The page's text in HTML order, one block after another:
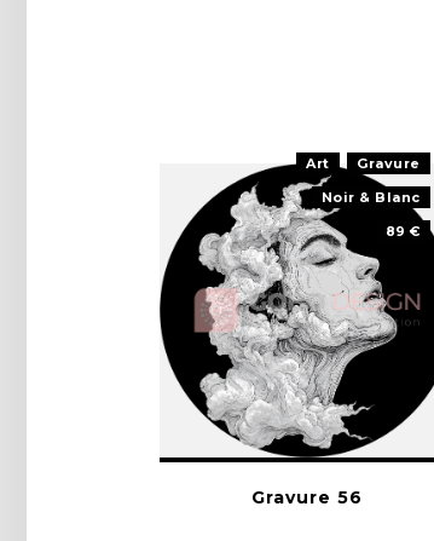
Art
Gravure
Noir & Blanc
89 €
Gravure 56